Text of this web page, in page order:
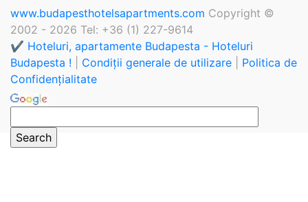
www.budapesthotelsapartments.com Copyright ©
2002 - 2026 Tel: +36 (1) 227-9614
✔️ Hoteluri, apartamente Budapesta - Hoteluri
Budapesta !
Condiții generale de utilizare
Politica de
Confidențialitate